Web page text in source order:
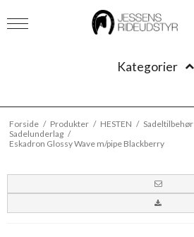
Kategorier
Forside / Produkter / HESTEN / Sadeltilbehør
Sadelunderlag /
Eskadron Glossy Wave m/pipe Blackberry